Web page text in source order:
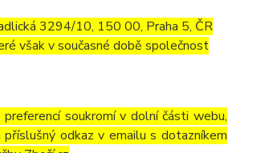
3294/10, 150 00, Praha 5, ČR
však v současné době společnost
soukromí v dolní části webu,
odkaz v emailu s dotazníkem